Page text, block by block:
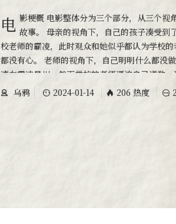
电影梗概 电影整体分为三个部分，从三个视角阐述该 故事。 母亲的视角下，自己的孩子凑受到
校老师的霸凌，此时观众和她似乎都认为学校的
都没有心。 老师的视角下，自己明明什么都没
凑在霸凌星川，然而学校的老师逼迫自己道歉，
公开道歉、人生被毁。 最后的孩子视角，才娓娓
一个天真烂漫又残酷的故事。 星川从小喜欢花，
乌鸦 2024-01-14 206 热度